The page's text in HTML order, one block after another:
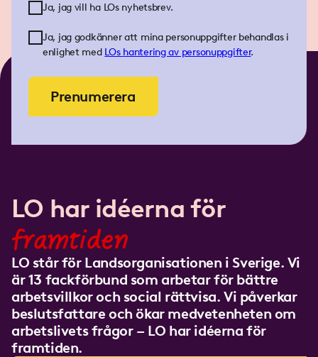
Ja, jag vill ha LOs nyhetsbrev.
Ja, jag godkänner att mina personuppgifter behandlas i
enlighet med LOs hantering av personuppgifter.
Prenumerera
LO har idéerna för
framtiden
LO står för Landsorganisationen i Sverige. Vi
är 13 fackförbund som arbetar för bättre
arbetsvillkor och social rättvisa. Vi påverkar
beslutsfattare och ökar medvetenheten om
arbetslivets frågor – LO har idéerna för
framtiden.